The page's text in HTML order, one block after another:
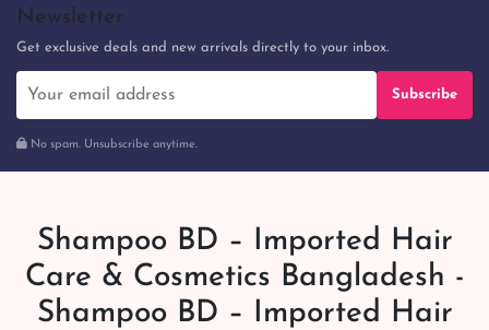
Newsletter
Get exclusive deals and new arrivals directly to your inbox.
Subscribe
No spam. Unsubscribe anytime.
Shampoo BD – Imported Hair
Care & Cosmetics Bangladesh -
Shampoo BD – Imported Hair